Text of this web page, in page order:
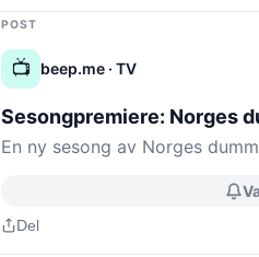
POST
📺 beep.me · TV
Sesongpremiere: Norges
En ny sesong av Norges
Del